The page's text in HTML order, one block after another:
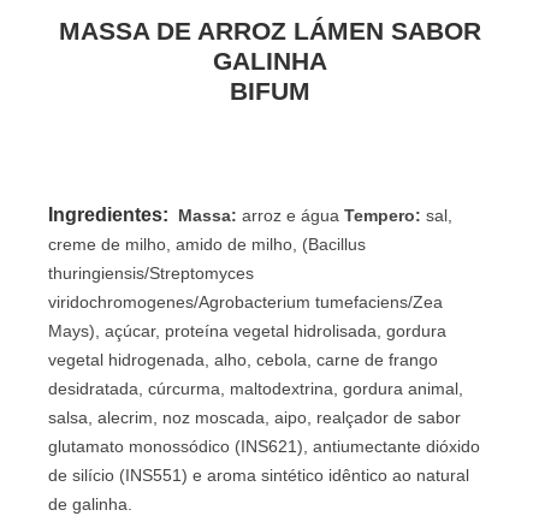
MASSA DE ARROZ LÁMEN SABOR
GALINHA
BIFUM
Ingredientes: Massa: arroz e água Tempero: sal,
creme de milho, amido de milho, (Bacillus
thuringiensis/Streptomyces
viridochromogenes/Agrobacterium tumefaciens/Zea
Mays), açúcar, proteína vegetal hidrolisada, gordura
vegetal hidrogenada, alho, cebola, carne de frango
desidratada, cúrcurma, maltodextrina, gordura animal,
salsa, alecrim, noz moscada, aipo, realçador de sabor
glutamato monossódico (INS621), antiumectante dióxido
de silício (INS551) e aroma sintético idêntico ao natural
de galinha.